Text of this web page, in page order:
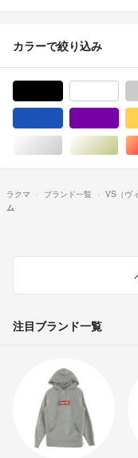
カラーで絞り込み
シルバー/銀色系
ゴ
ラクマ ブランド一覧 VS（ヴ
ム
注目ブランド一覧